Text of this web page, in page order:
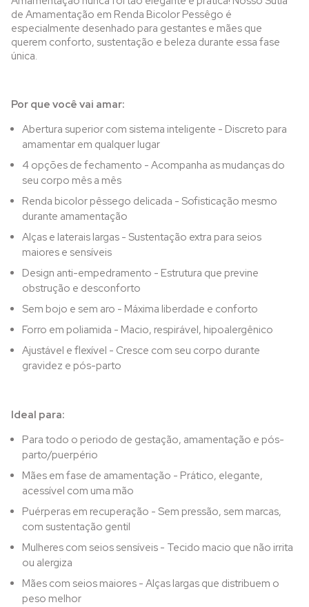
de Amamentação em Renda Bicolor Pessêgo é
especialmente desenhado para gestantes e mães que
querem conforto, sustentação e beleza durante essa fase
única.
Por que você vai amar:
Abertura superior com sistema inteligente - Discreto para
amamentar em qualquer lugar
4 opções de fechamento - Acompanha as mudanças do
seu corpo mês a mês
Renda bicolor pêssego delicada - Sofisticação mesmo
durante amamentação
Alças e laterais largas - Sustentação extra para seios
maiores e sensíveis
Design anti-empedramento - Estrutura que previne
obstrução e desconforto
Sem bojo e sem aro - Máxima liberdade e conforto
Forro em poliamida - Macio, respirável, hipoalergênico
Ajustável e flexível - Cresce com seu corpo durante
gravidez e pós-parto
Ideal para:
Para todo o periodo de gestação, amamentação e pós-
parto/puerpério
Mães em fase de amamentação - Prático, elegante,
acessível com uma mão
Puérperas em recuperação - Sem pressão, sem marcas,
com sustentação gentil
Mulheres com seios sensíveis - Tecido macio que não irrita
ou alergiza
Mães com seios maiores - Alças largas que distribuem o
peso melhor